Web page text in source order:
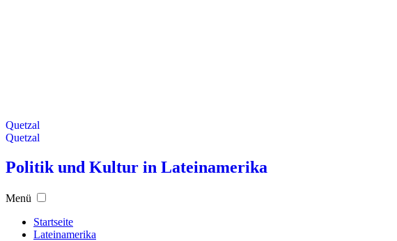
Quetzal
Quetzal
Politik und Kultur in Lateinamerika
Menü
Startseite
Lateinamerika